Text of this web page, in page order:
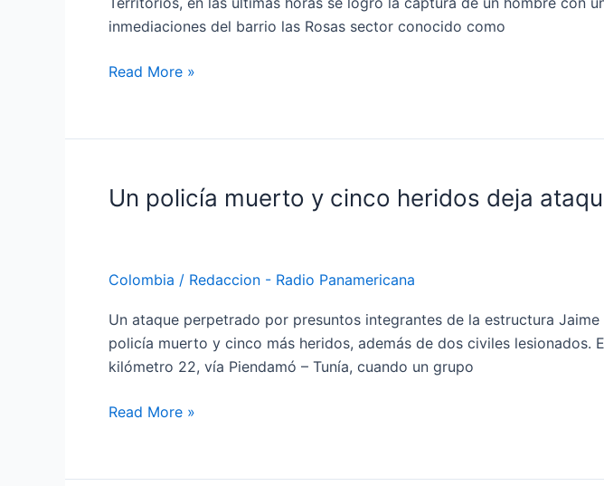
inmediaciones del barrio las Rosas sector conocido como
estupefacientes
Flandes,
Read More »
Un policía muerto y cinco heridos deja
Colombia / Redaccion - Radio Panamericana
Un ataque perpetrado por presuntos integrantes de la estructura
policía muerto y cinco más heridos, además de dos civiles lesionados.
kilómetro 22, vía Piendamó – Tunía, cuando un grupo
Un
policía
cinco
heridos
deja
ataque
las
el
Read More »